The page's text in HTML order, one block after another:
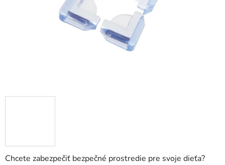
Chcete zabezpečiť bezpečné prostredie pre svoje dieťa?